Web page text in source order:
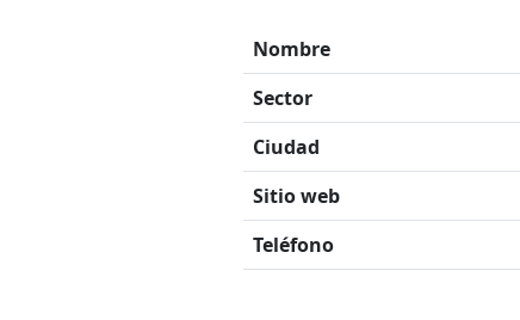
Nombre
Sector
Ciudad
Sitio web
Teléfono